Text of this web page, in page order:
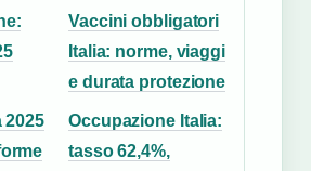
Vaccini obbligatori
Italia: norme, viaggi
e durata protezione
2025
Occupazione Italia:
tasso 62,4%,